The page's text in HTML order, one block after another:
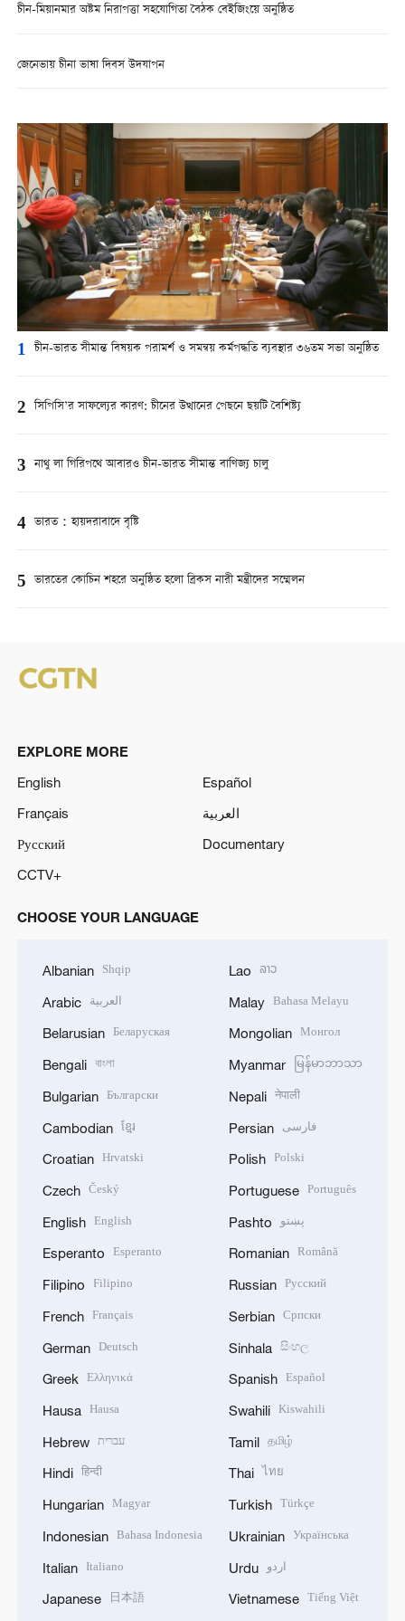
চীন-মিয়ানমার অষ্টম নিরাপত্তা সহযোগিতা বৈঠক বেইজিংয়ে অনুষ্ঠিত
জেনেভায় চীনা ভাষা দিবস উদযাপন
1 চীন-ভারত সীমান্ত বিষয়ক পরামর্শ ও সমন্বয় কর্মপদ্ধতি ব্যবস্থার ৩৬তম সভা অনুষ্ঠিত
2 সিপিসি’র সাফল্যের কারণ: চীনের উত্থানের পেছনে ছয়টি বৈশিষ্ট্য
3 নাথু লা গিরিপথে আবারও চীন-ভারত সীমান্ত বাণিজ্য চালু
4 ভারত：হায়দরাবাদে বৃষ্টি
5 ভারতের কোচিন শহরে অনুষ্ঠিত হলো ব্রিকস নারী মন্ত্রীদের সম্মেলন
EXPLORE MORE
English
Español
Français
العربية
Русский
Documentary
CCTV+
CHOOSE YOUR LANGUAGE
Albanian Shqip
Arabic العربية
Belarusian Беларуская
Bengali বাংলা
Bulgarian Български
Cambodian ខ្មែរ
Croatian Hrvatski
Czech Český
English English
Esperanto Esperanto
Filipino Filipino
French Français
German Deutsch
Greek Ελληνικά
Hausa Hausa
Hebrew עברית
Hindi हिन्दी
Hungarian Magyar
Indonesian Bahasa Indonesia
Italian Italiano
Japanese
日本語
Lao ລາວ
Malay Bahasa Melayu
Mongolian Монгол
Myanmar မြန်မာဘာသာ
Nepali नेपाली
Persian فارسی
Polish Polski
Portuguese Português
Pashto پښتو
Romanian Română
Russian Русский
Serbian Српски
Sinhala සිංහල
Spanish Español
Swahili Kiswahili
Tamil தமிழ்
Thai ไทย
Turkish Türkçe
Ukrainian Українська
Urdu اردو
Vietnamese Tiếng Việt